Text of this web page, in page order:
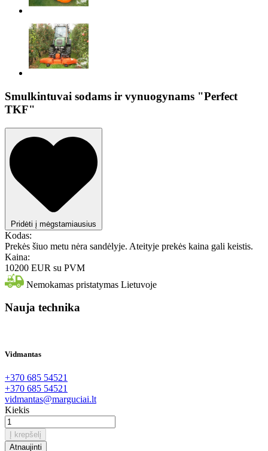
Smulkintuvai sodams ir vynuogynams "Perfect
TKF"
Pridėti į mėgstamiausius
Kodas:
Prekės šiuo metu nėra sandėlyje. Ateityje prekės kaina gali keistis.
Kaina:
10200 EUR su PVM
Nemokamas pristatymas Lietuvoje
Nauja technika
Vidmantas
+370 685 54521
+370 685 54521
vidmantas@marguciai.lt
Kiekis
Į krepšelį